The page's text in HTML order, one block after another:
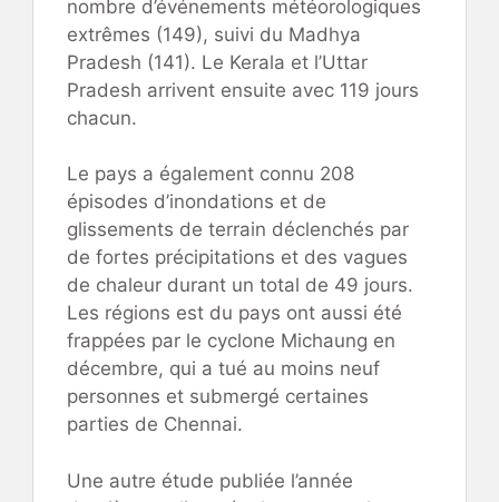
nombre d’événements météorologiques
extrêmes (149), suivi du Madhya
Pradesh (141). Le Kerala et l’Uttar
Pradesh arrivent ensuite avec 119 jours
chacun.
Le pays a également connu 208
épisodes d’inondations et de
glissements de terrain déclenchés par
de fortes précipitations et des vagues
de chaleur durant un total de 49 jours.
Les régions est du pays ont aussi été
frappées par le cyclone Michaung en
décembre, qui a tué au moins neuf
personnes et submergé certaines
parties de Chennai.
Une autre étude publiée l’année